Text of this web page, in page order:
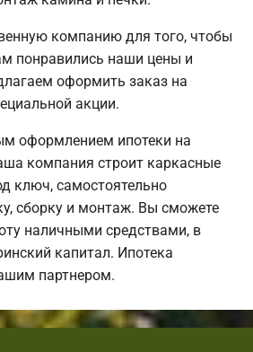
компанию для того, чтобы
понравились наши цены и
оформить заказ на
акции.
оформлением ипотеки на
компания строит каркасные
ключ, самостоятельно
сборку и монтаж. Вы сможете
наличными средствами, в
капитал. Ипотека
партнером.